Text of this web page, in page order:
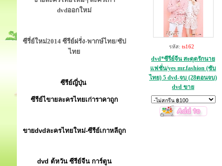
dvdออกใหม่
ซีรี่ย์ใหม่2014 ซีรีย์ฝรั่ง-พากษ์ไทย/ซัป
ไทย
ซีรีย์ญี่ปุ่น
ซีรีย์ไขายละครไทยเก่าราคาถูก
ขายdvdละครไทยใหม่-ซีรีย์เกาหลีถูก
dvd ต้หวัน ซีรีย์จีน การ์ตูน
รหัส: ts162
dvd*ซีรีย์จีน สะดุดรักนาย
แฟชั่น/yes mr.fashion (ซับ
ไทย) 5 dvd-จบ (28ตอนจบ)
dvd ขาย